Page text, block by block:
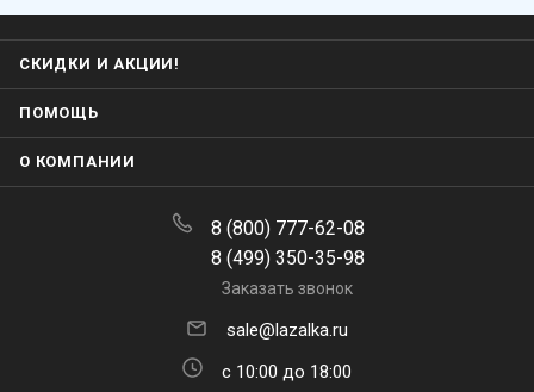
СКИДКИ И АКЦИИ!
ПОМОЩЬ
О КОМПАНИИ
8 (800) 777-62-08
8 (499) 350-35-98
Заказать звонок
sale@lazalka.ru
с 10:00 до 18:00